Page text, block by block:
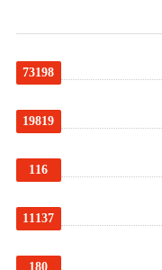
73198
19819
116
11137